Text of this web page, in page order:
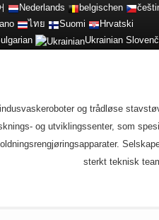
Nederlands belgischen
ไทย Suomi
Hrvatski
Ukrainian
og trådløse
og utviklingssenter, som
sterkt teknisk